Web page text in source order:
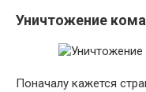
Уничтожение
Поначалу кажется